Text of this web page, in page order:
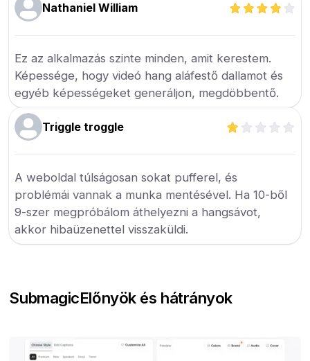
Nathaniel William
Ez az alkalmazás szinte minden, amit kerestem.
Képessége, hogy videó hang aláfestő dallamot és
egyéb képességeket generáljon, megdöbbentő.
Triggle troggle
A weboldal túlságosan sokat pufferel, és
problémái vannak a munka mentésével. Ha 10-ből
9-szer megpróbálom áthelyezni a hangsávot,
akkor hibaüzenettel visszaküldi.
SubmagicElőnyök és hátrányok